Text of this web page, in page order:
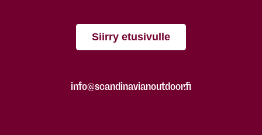
Siirry etusivulle
info@scandinavianoutdoor.fi